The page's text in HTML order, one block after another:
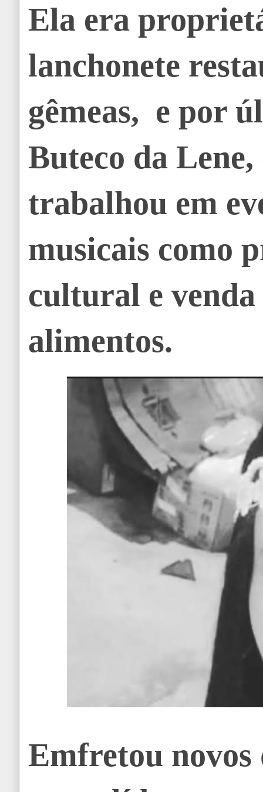
Ela era
lanchonete
gêmeas, e por
Buteco da
trabalhou em
musicais como
cultural e venda
alimentos.
Emfretou novos